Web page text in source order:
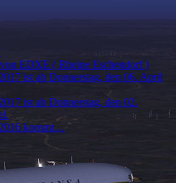
EDXE ( Rheine Eschendorf )
ist ab Donnerstag, den 06. April
ist ab Donnerstag, den 02.
kommt…